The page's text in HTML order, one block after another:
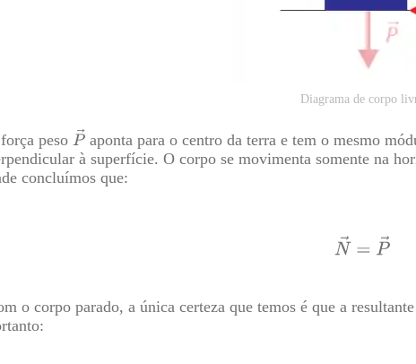
Diagrama de corpo
peso aponta para o centro da terra e tem o mesmo
à superfície. O corpo se movimenta somente na
concluímos que:
o corpo parado, a única certeza que temos é que a